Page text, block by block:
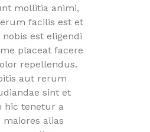
mollitia animi,
facilis est et
est eligendi
placeat facere
repellendus.
aut rerum
sint et
hic tenetur a
alias